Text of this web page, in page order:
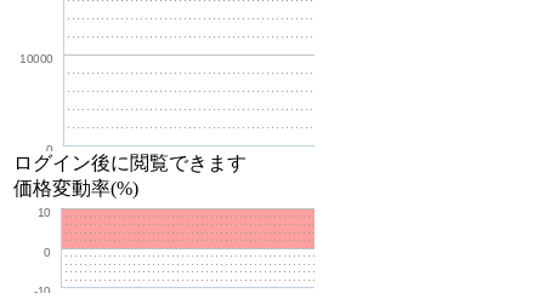
0
10000
ログイン後に閲覧できます
価格変動率(%)
-10
0
10